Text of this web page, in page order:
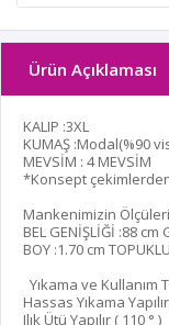
Ürün Açıklaması
KALIP :3XL
KUMAŞ :Modal(%90
MEVSİM : 4 MEVSİM
*Konsept
Mankenimizin Ölçüleri
BEL GENİŞLİĞİ :88 cm
BOY :1.70 cm
Yıkama ve Kullanım
Hassas Yıkama
Ilık Ütü Yapılır ( 110 ° )